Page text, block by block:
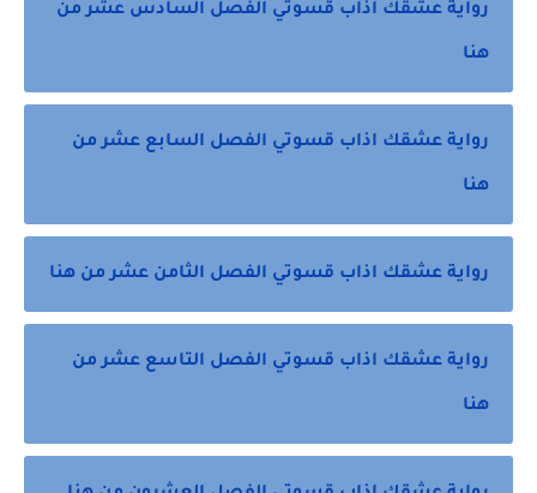
رواية عشقك اذاب قسوتي الفصل السادس عشر من
هنا
رواية عشقك اذاب قسوتي الفصل السابع عشر من
هنا
رواية عشقك اذاب قسوتي الفصل الثامن عشر من هنا
رواية عشقك اذاب قسوتي الفصل التاسع عشر من
هنا